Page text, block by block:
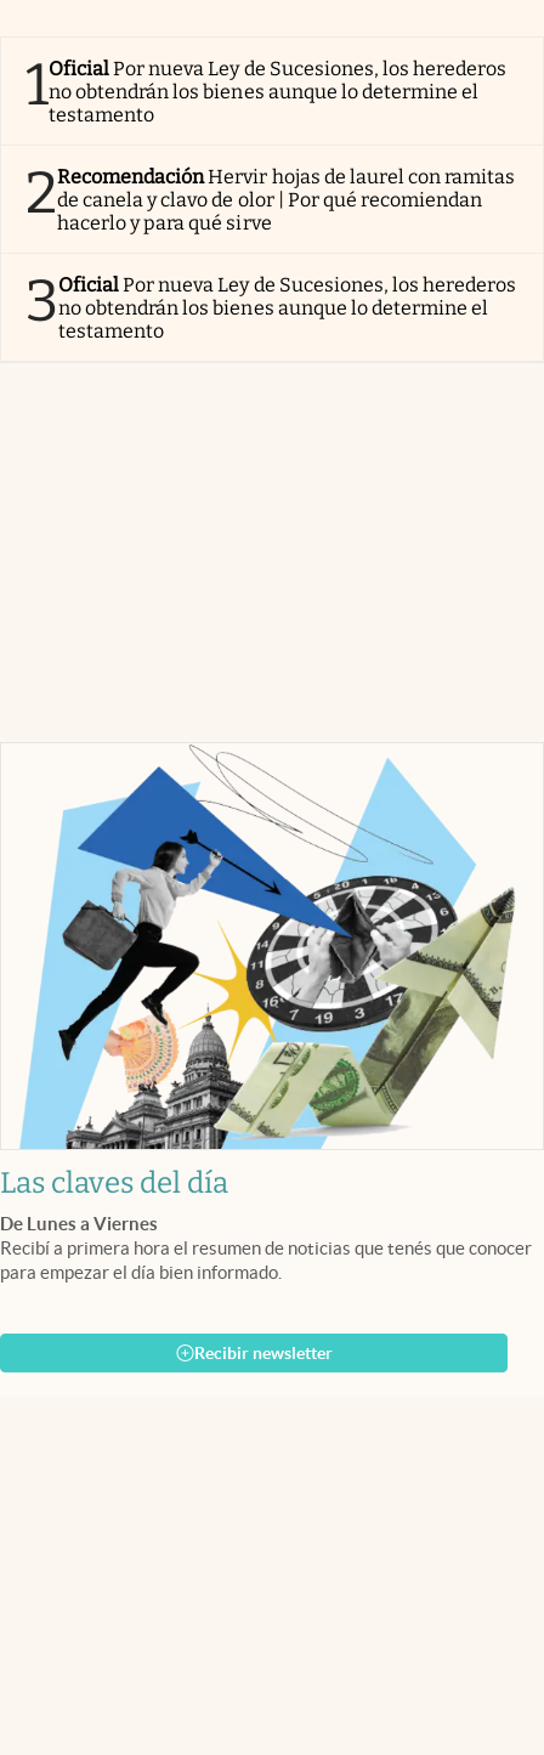
1OficialPor nueva Ley de Sucesiones, los herederos
no obtendrán los bienes aunque lo determine el
testamento
2RecomendaciónHervir hojas de laurel con ramitas
de canela y clavo de olor | Por qué recomiendan
hacerlo y para qué sirve
3OficialPor nueva Ley de Sucesiones, los herederos
no obtendrán los bienes aunque lo determine el
testamento
Las claves del día
De Lunes a Viernes
Recibí a primera hora el resumen de noticias que tenés que conocer
para empezar el día bien informado.
Recibir newsletter